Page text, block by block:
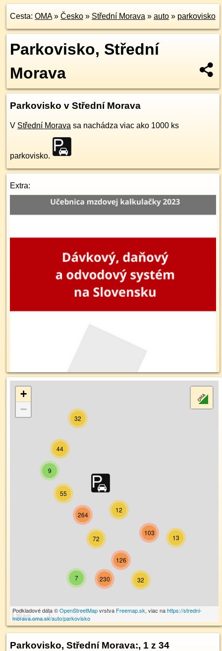
Cesta: OMA» Česko » Střední Morava » auto » parkovisko
Parkovisko, Střední
Morava
Parkovisko v Střední Morava
V Střední Morava sa nachádza viac ako 1000 ks
parkovisko.
Extra:
13
9
72
12
32
32
7
103
44
126
264
55
230
+
−
30 km
Podkladové dáta ©OpenStreetMapvrstva Freemap.sk, viac nahttps://stredni-
morava.oma.sk/auto/parkovisko
Parkovisko, Střední Morava:, 1 z 34